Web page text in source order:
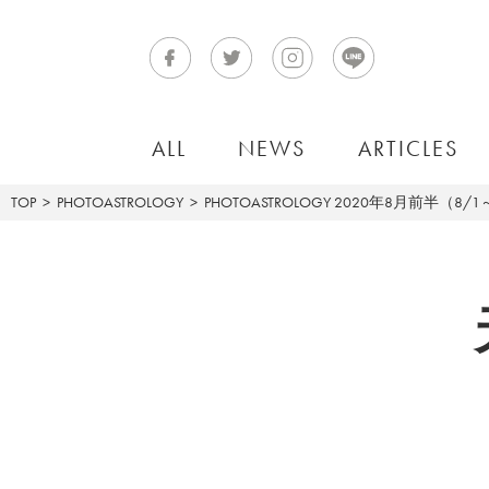
ALL NEWS ARTICLES
TOP PHOTOASTROLOGY PHOTOASTROLOGY 2020年8月前半（8/1